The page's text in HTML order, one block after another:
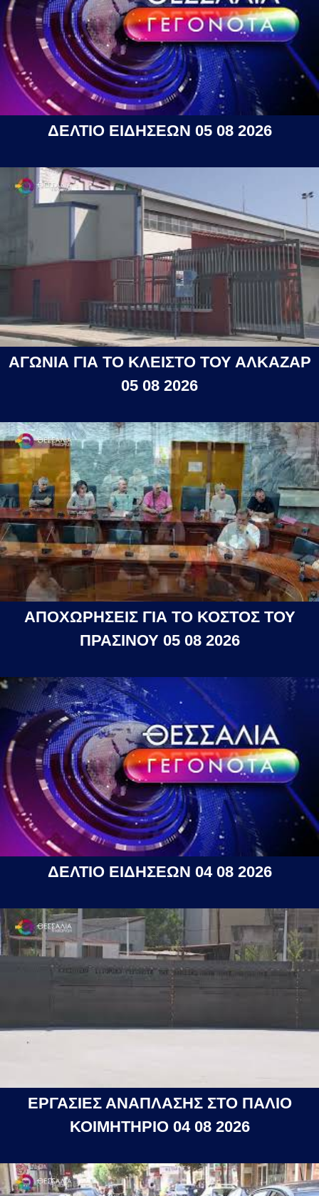
ΔΕΛΤΙΟ ΕΙΔΗΣΕΩΝ 05 08 2026
ΑΓΩΝΙΑ ΓΙΑ ΤΟ ΚΛΕΙΣΤΟ ΤΟΥ ΑΛΚΑΖΑΡ
05 08 2026
ΑΠΟΧΩΡΗΣΕΙΣ ΓΙΑ ΤΟ ΚΟΣΤΟΣ ΤΟΥ
ΠΡΑΣΙΝΟΥ 05 08 2026
ΔΕΛΤΙΟ ΕΙΔΗΣΕΩΝ 04 08 2026
ΕΡΓΑΣΙΕΣ ΑΝΑΠΛΑΣΗΣ ΣΤΟ ΠΑΛΙΟ
ΚΟΙΜΗΤΗΡΙΟ 04 08 2026